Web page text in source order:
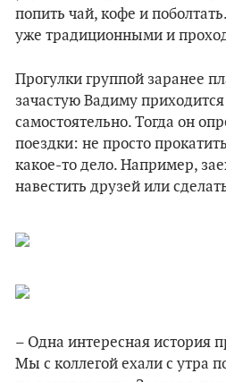
попить чай, кофе и
уже традиционными и
Прогулки группой заранее
зачастую Вадиму приходится
самостоятельно. Тогда он
поездки: не просто
какое-то дело. Например,
навестить друзей или
– Одна интересная история
Мы с коллегой ехали с утра